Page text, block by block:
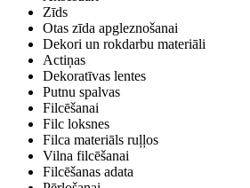
Zīds
Otas zīda apgleznošanai
Dekori un rokdarbu materiāli
Actiņas
Dekoratīvas lentes
Putnu spalvas
Filcēšanai
Filc loksnes
Filca materiāls ruļļos
Vilna filcēšanai
Filcēšanas adata